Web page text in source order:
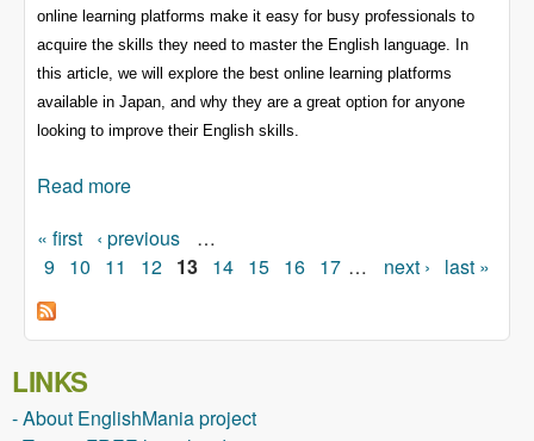
online learning platforms make it easy for busy professionals to
acquire the skills they need to master the English language. In
this article, we will explore the best online learning platforms
available in Japan, and why they are a great option for anyone
looking to improve their English skills.
Read more
Pages
« first ‹ previous
…
9 10 11 12 13 14 15 16 17 … next › last »
LINKS
- About EnglishMania project